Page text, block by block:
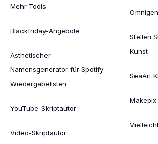
Mehr Tools
Blackfriday-Angebote
Ästhetischer
Namensgenerator für Spotify-
Wiedergabelisten
YouTube-Skriptautor
Video-Skriptautor
Omnigen
Stellen
Kunst
SeaArt KI
Makepix